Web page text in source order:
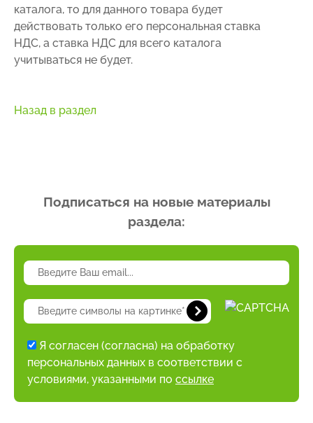
каталога, то для данного товара будет
действовать только его персональная ставка
НДС, а ставка НДС для всего каталога
учитываться не будет.
Назад в раздел
Подписаться на новые материалы
раздела:
Я согласен (согласна) на обработку
персональных данных в соответствии с
условиями, указанными по ссылке